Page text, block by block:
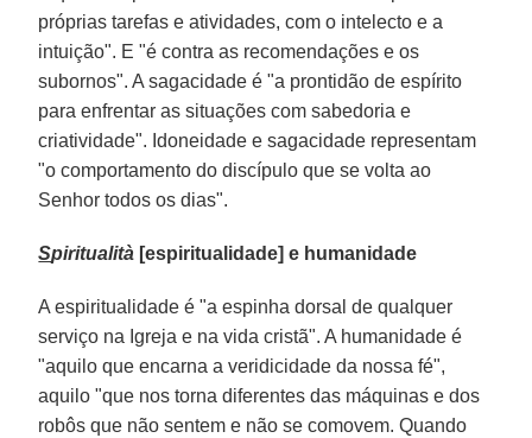
próprias tarefas e atividades, com o intelecto e a
intuição". E "é contra as recomendações e os
subornos". A sagacidade é "a prontidão de espírito
para enfrentar as situações com sabedoria e
criatividade". Idoneidade e sagacidade representam
"o comportamento do discípulo que se volta ao
Senhor todos os dias".
Spiritualità [espiritualidade] e humanidade
A espiritualidade é "a espinha dorsal de qualquer
serviço na Igreja e na vida cristã". A humanidade é
"aquilo que encarna a veridicidade da nossa fé",
aquilo "que nos torna diferentes das máquinas e dos
robôs que não sentem e não se comovem. Quando